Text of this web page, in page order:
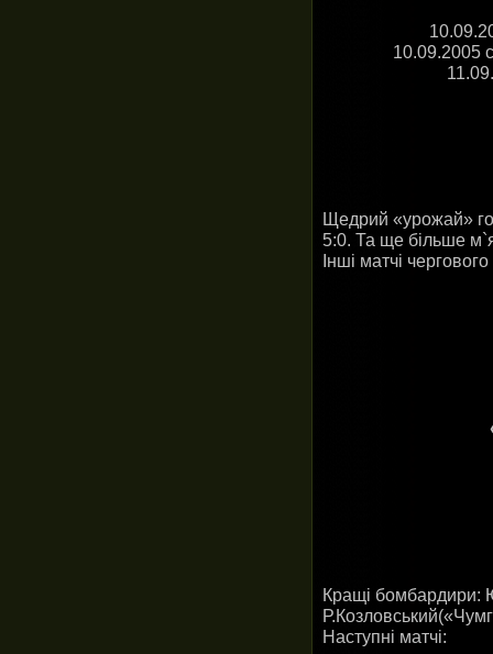
10.09.2005
Щедрий «урожай»
5:0. Та ще більше
Інші матчі
Кращі бомбардири:
Наступні матчі: